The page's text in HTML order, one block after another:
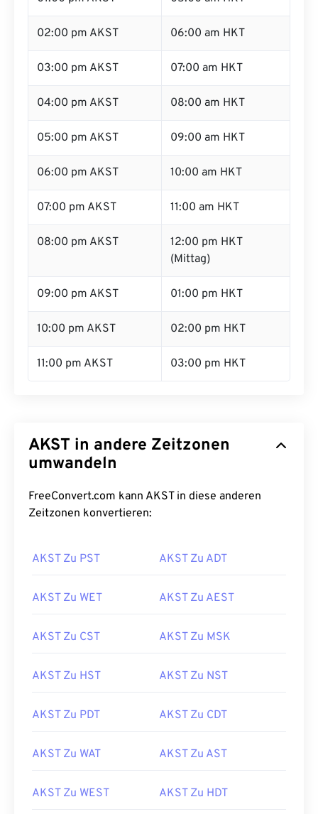
02:00 pm AKST 06:00 am HKT
03:00 pm AKST 07:00 am HKT
04:00 pm AKST 08:00 am HKT
05:00 pm AKST 09:00 am HKT
06:00 pm AKST 10:00 am HKT
07:00 pm AKST 11:00 am HKT
08:00 pm AKST
12:00 pm HKT
(Mittag)
09:00 pm AKST 01:00 pm HKT
10:00 pm AKST 02:00 pm HKT
11:00 pm AKST 03:00 pm HKT
AKST in andere Zeitzonen
umwandeln
FreeConvert.com kann AKST in diese anderen
Zeitzonen konvertieren:
AKST Zu PST AKST Zu ADT
AKST Zu WET AKST Zu AEST
AKST Zu CST AKST Zu MSK
AKST Zu HST AKST Zu NST
AKST Zu PDT AKST Zu CDT
AKST Zu WAT AKST Zu AST
AKST Zu WEST AKST Zu HDT